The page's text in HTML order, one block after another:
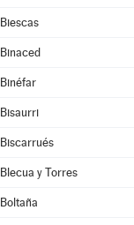
Biescas
Binaced
Binéfar
Bisaurri
Biscarrués
Blecua y Torres
Boltaña